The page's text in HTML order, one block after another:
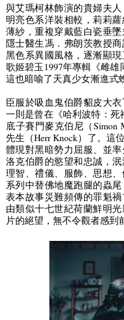
與艾瑪柯林飾演的貴婦夫
明亮色系洋裝相較，莉莉
薄紗，重複穿戴藍白瓷垂
隱士醫生馮．弗朗茨教授
黑色系異國風格，逐漸顯
歌姬碧玉 1997年專輯《雌雄
這也暗喻了天真少女漸進式
臣服於吸血鬼伯爵貂皮大
一則是曾在《哈利波特：死
底子賽門麥克伯尼（Simon
先生（Herr Knock）了。這
體現對黑暗勢力屈服、並
洛克伯爵的慾望和忠誠，泯
理智、禮儀、服飾、思想
系列中替佛地魔跑腿的蟲
表本故事災難頻傳的罪魁
由類似十七世紀荷蘭鮮明
片的絕望，無不令觀者感到